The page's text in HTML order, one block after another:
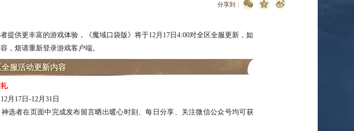
分享到：
供更丰富的游戏体验，《魔域口袋版》将于12月17日4:00对全区全服更新，如
，烦请重新登录游戏客户端。
全服活动更新内容
17日-12月31日
者在页面中完成发布留言晒出暖心时刻、每日分享、关注微信公众号均可获